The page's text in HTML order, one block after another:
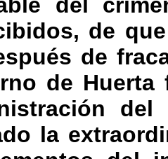
de
de
de Huerta
del
la